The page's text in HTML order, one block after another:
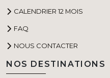
CALENDRIER 12 MOIS
FAQ
NOUS CONTACTER
NOS DESTINATIONS